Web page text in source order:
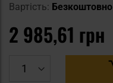
Вартість: Безкоштовно
2 985,61 грн